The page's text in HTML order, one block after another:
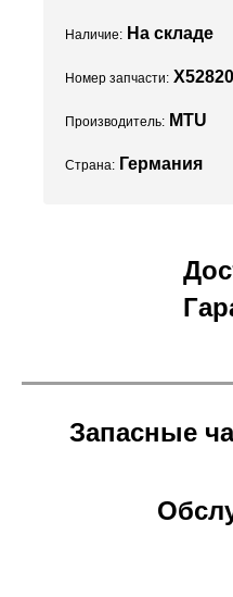
Наличие: На складе
Номер запчасти:
Производитель: MTU
Страна: Германия
Запасные